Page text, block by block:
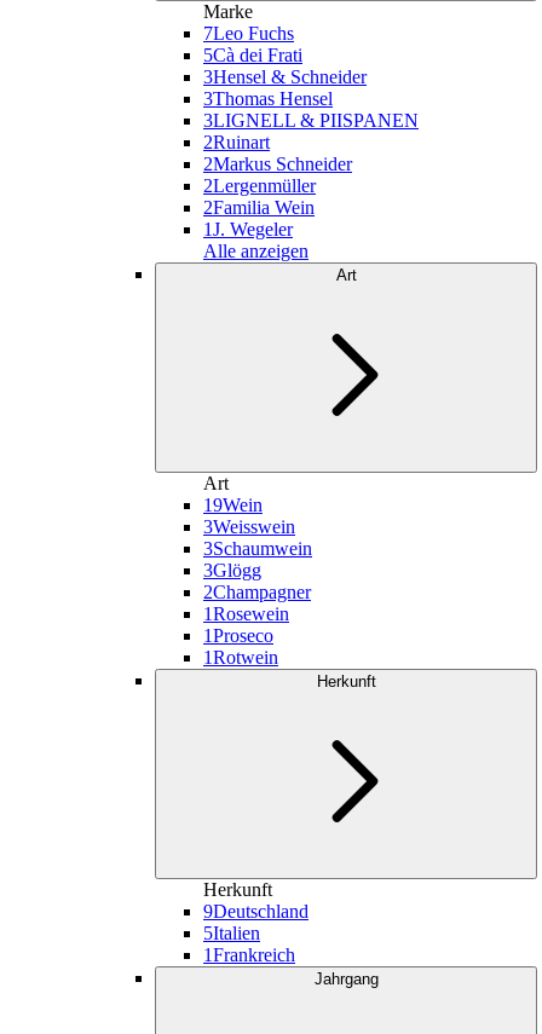
Marke
7Leo Fuchs
5Cà dei Frati
3Hensel & Schneider
3Thomas Hensel
3LIGNELL & PIISPANEN
2Ruinart
2Markus Schneider
2Lergenmüller
2Familia Wein
1J. Wegeler
Alle anzeigen
Art
Art
19Wein
3Weisswein
3Schaumwein
3Glögg
2Champagner
1Rosewein
1Proseco
1Rotwein
Herkunft
Herkunft
9Deutschland
5Italien
1Frankreich
Jahrgang